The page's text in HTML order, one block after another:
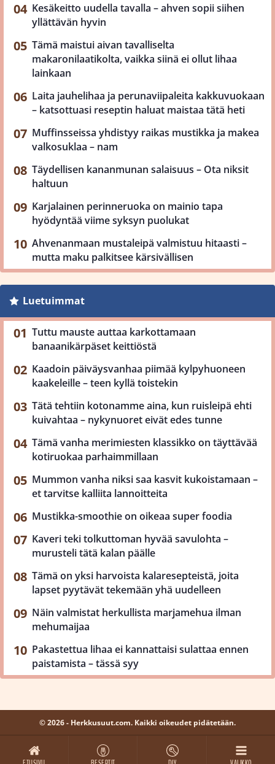
Kesäkeitto uudella tavalla – ahven sopii siihen
yllättävän hyvin
Tämä maistui aivan tavalliselta
makaronilaatikolta, vaikka siinä ei ollut lihaa
lainkaan
Laita jauhelihaa ja perunaviipaleita kakkuvuokaan
– katsottuasi reseptin haluat maistaa tätä heti
Muffinsseissa yhdistyy raikas mustikka ja makea
valkosuklaa – nam
Täydellisen kananmunan salaisuus – Ota niksit
haltuun
Karjalainen perinneruoka on mainio tapa
hyödyntää viime syksyn puolukat
Ahvenanmaan mustaleipä valmistuu hitaasti –
mutta maku palkitsee kärsivällisen
Luetuimmat
Tuttu mauste auttaa karkottamaan
banaanikärpäset keittiöstä
Kaadoin päiväysvanhaa piimää kylpyhuoneen
kaakeleille – teen kyllä toistekin
Tätä tehtiin kotonamme aina, kun ruisleipä ehti
kuivahtaa – nykynuoret eivät edes tunne
Tämä vanha merimiesten klassikko on täyttävää
kotiruokaa parhaimmillaan
Mummon vanha niksi saa kasvit kukoistamaan –
et tarvitse kalliita lannoitteita
Mustikka-smoothie on oikeaa super foodia
Kaveri teki tolkuttoman hyvää savulohta –
murusteli tätä kalan päälle
Tämä on yksi harvoista kalaresepteistä, joita
lapset pyytävät tekemään yhä uudelleen
Näin valmistat herkullista marjamehua ilman
mehumaijaa
Pakastettua lihaa ei kannattaisi sulattaa ennen
paistamista – tässä syy
© 2026 - Herkkusuut.com. Kaikki oikeudet pidätetään.